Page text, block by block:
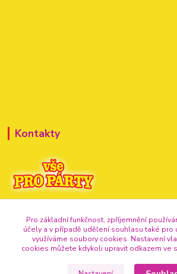
Kontakty
info@vse-pro-party.cz
Pro základní funkčnost, zpříjemnění
účely a v případě udělení souhlasu také pro
využíváme soubory cookies. Nastavení
cookies můžete kdykoli upravit odkazem ve